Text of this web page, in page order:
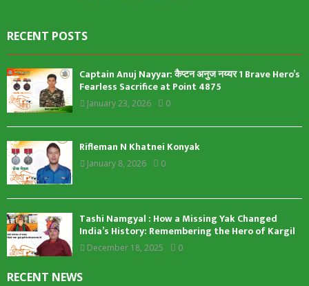
RECENT POSTS
Captain Anuj Nayyar: कैप्टन अनुज नय्यर 1 Brave Hero’s
Fearless Sacrifice at Point 4875
January 23, 2026 0
Rifleman N Khatnei Konyak
January 8, 2026 0
Tashi Namgyal : How a Missing Yak Changed
India’s History: Remembering the Hero of Kargil
December 18, 2025 0
RECENT NEWS